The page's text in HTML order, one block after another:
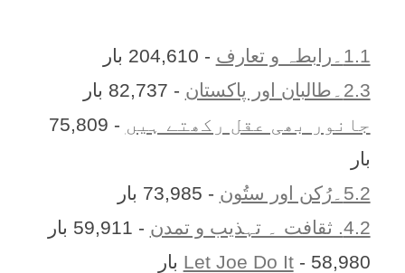
1.1۔رابطہ و تعارف
- 204,610 بار
2.3۔طالبان اور پاکستان
- 82,737 بار
جانور بھی عقل رکھتے ہیں
- 75,809
بار
5.2۔رُکن اور ستُون
- 73,985 بار
4.2. ثقافت ۔ تہذیب و تمدن
- 59,911 بار
Let Joe Do It- 58,980 بار